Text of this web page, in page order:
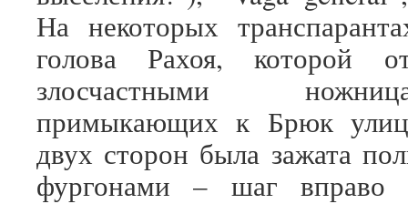
На некоторых
голова Рахоя, которой
злосчастными
примыкающих к Брюк
двух сторон была зажата
фургонами – шаг